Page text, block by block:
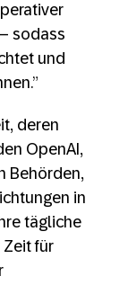
sodass
und
deren
OpenAI,
Behörden,
in
tägliche
für